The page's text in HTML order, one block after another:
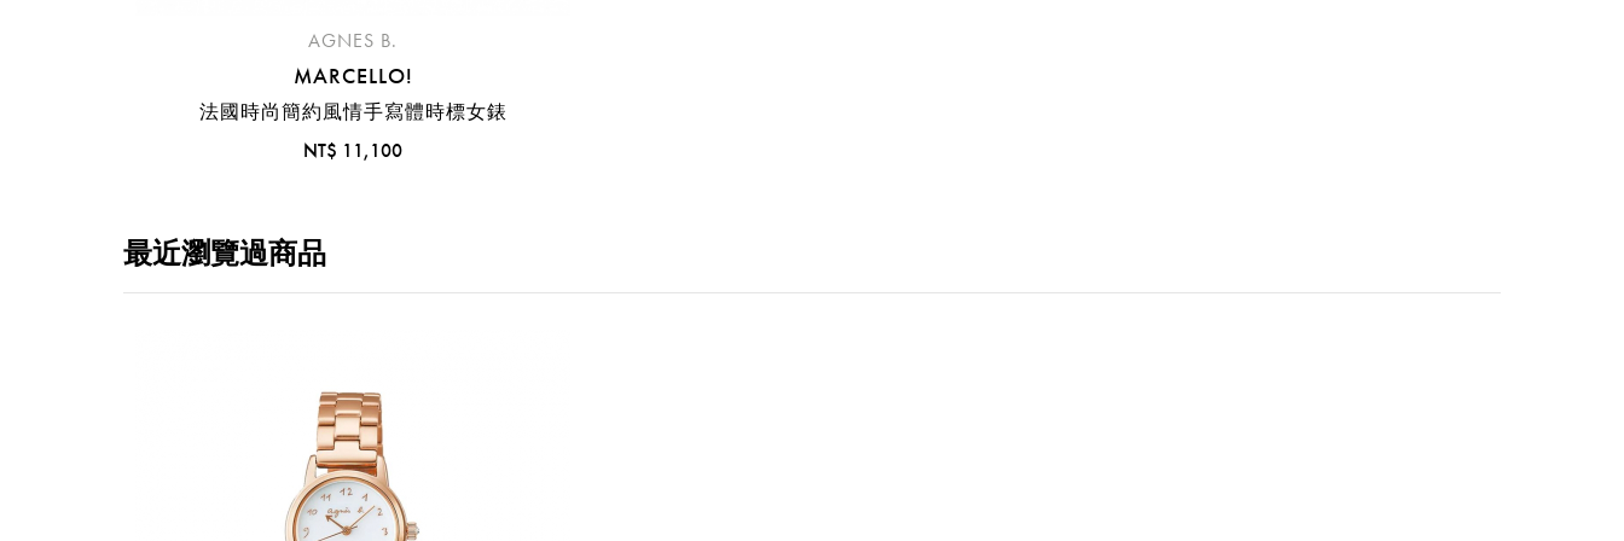
AGNES B.
MARCELLO!
法國時尚簡約風情手寫體時標女錶
NT$ 11,100
最近瀏覽過商品